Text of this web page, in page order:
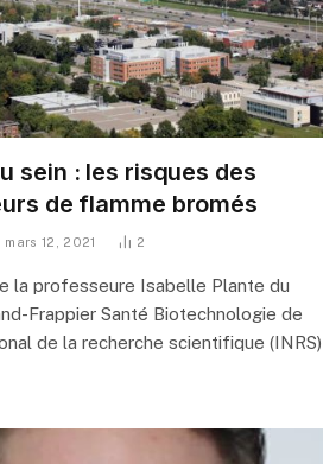
sein : les risques des
de flamme bromés
mars 12, 2021 2
la professeure Isabelle Plante du
Frappier Santé Biotechnologie de
de la recherche scientifique (INRS)